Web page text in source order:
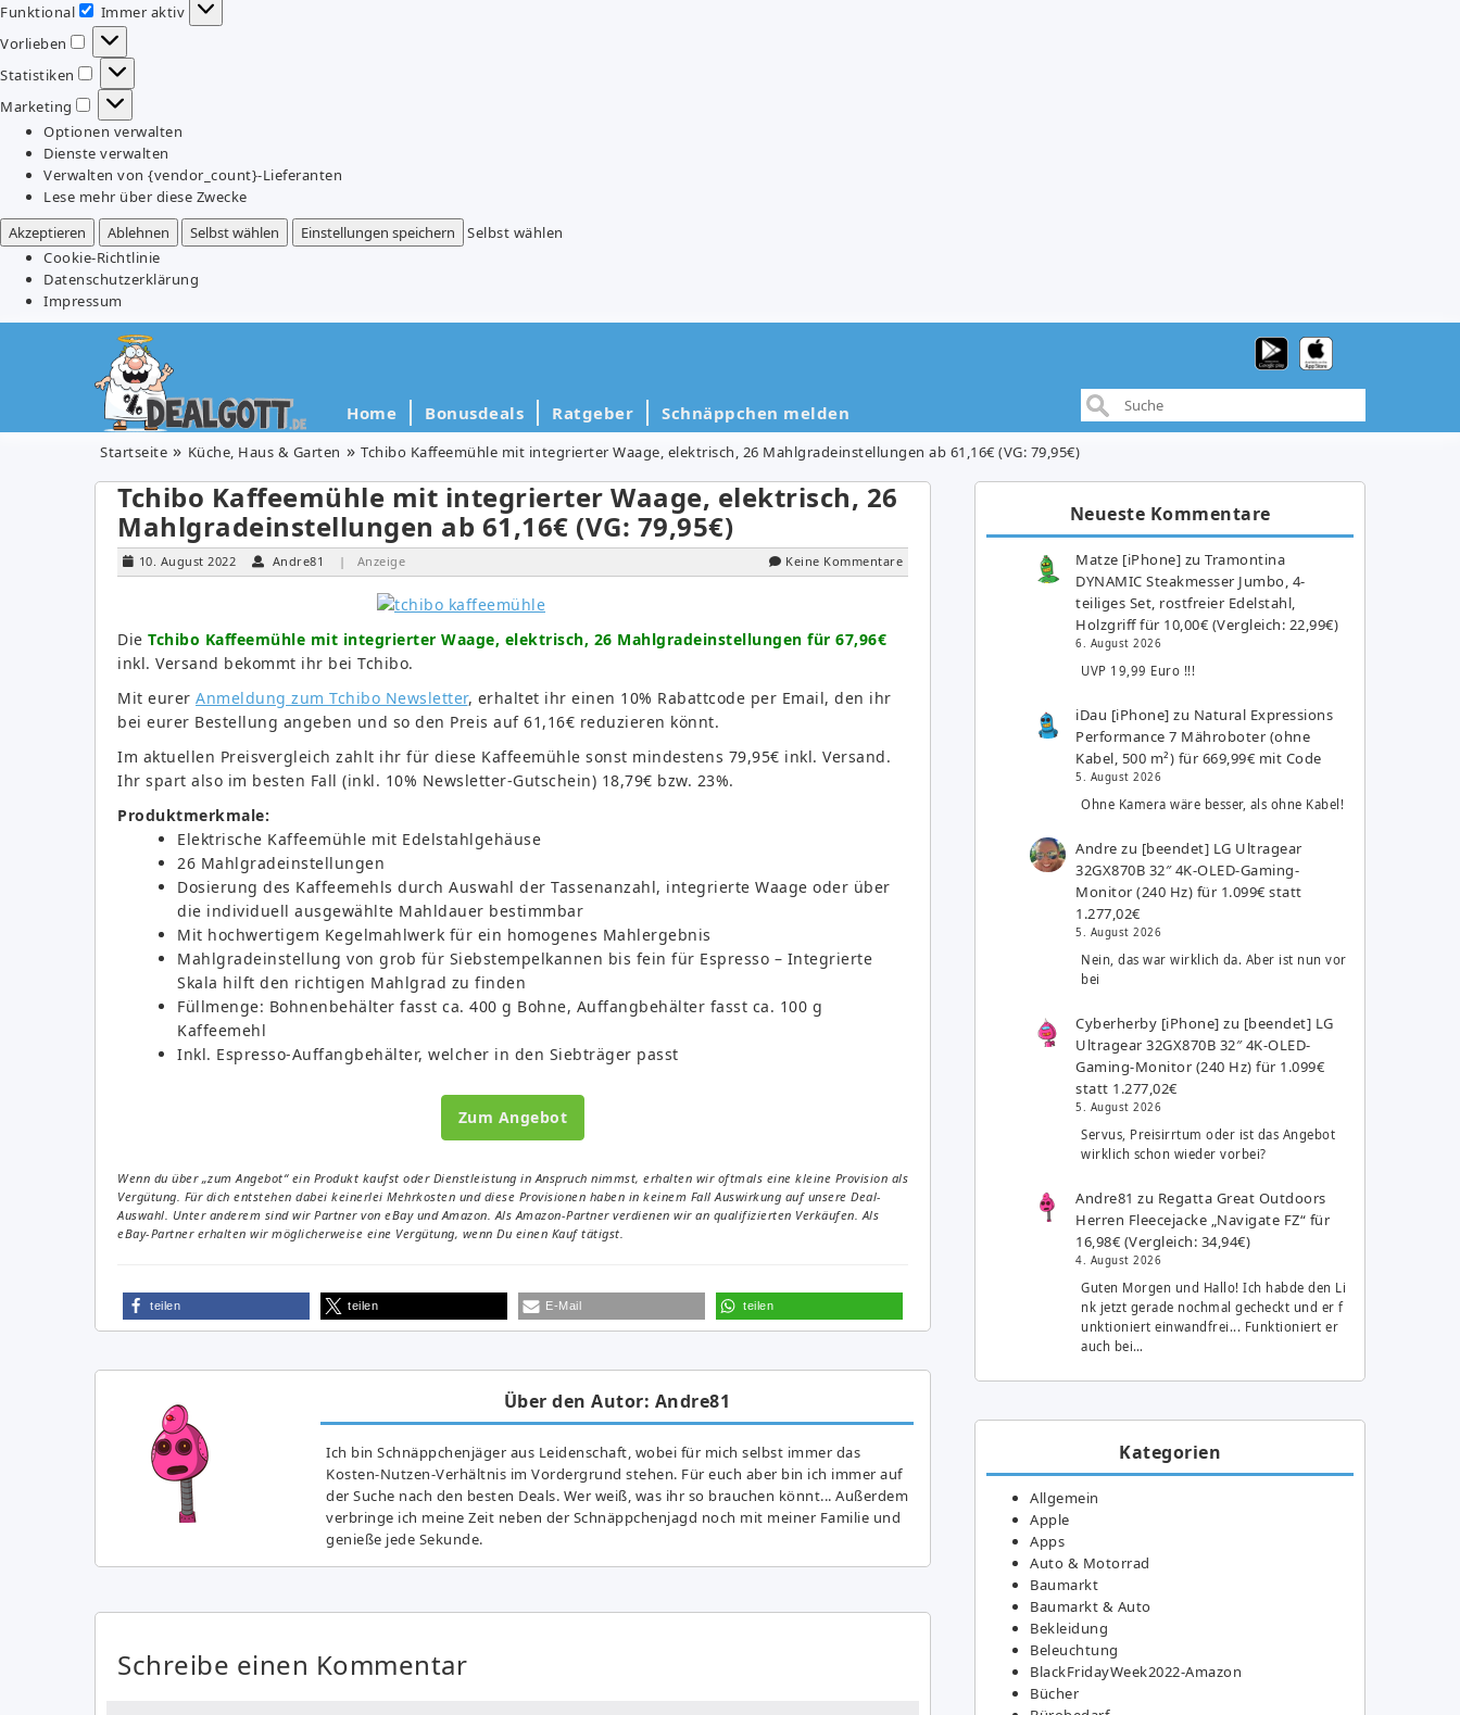
Funktional
Funktional
Immer aktiv
Vorlieben
Vorlieben
Statistiken
Statistiken
Marketing
Marketing
Optionen verwalten
Dienste verwalten
Verwalten von {vendor_count}-Lieferanten
Lese mehr über diese Zwecke
Akzeptieren
Ablehnen Selbst wählen Einstellungen speichern
Selbst wählen
Cookie-Richtlinie
Datenschutzerklärung
Impressum
Home Bonusdeals Ratgeber Schnäppchen melden
Startseite Küche, Haus & Garten Tchibo Kaffeemühle mit integrierter Waage, elektrisch, 26 Mahlgradeinstellungen ab 61,16€ (VG: 79,95€)
Tchibo Kaffeemühle mit integrierter Waage, elektrisch, 26
Mahlgradeinstellungen ab 61,16€ (VG: 79,95€)
10. August 2022 Andre81 | Anzeige Keine Kommentare
Die Tchibo Kaffeemühle mit integrierter Waage, elektrisch, 26 Mahlgradeinstellungen für 67,96€
inkl. Versand bekommt ihr bei Tchibo.
Mit eurer Anmeldung zum Tchibo Newsletter, erhaltet ihr einen 10% Rabattcode per Email, den ihr
bei eurer Bestellung angeben und so den Preis auf 61,16€ reduzieren könnt.
Im aktuellen Preisvergleich zahlt ihr für diese Kaffeemühle sonst mindestens 79,95€ inkl. Versand.
Ihr spart also im besten Fall (inkl. 10% Newsletter-Gutschein) 18,79€ bzw. 23%.
Produktmerkmale:
Elektrische Kaffeemühle mit Edelstahlgehäuse
26 Mahlgradeinstellungen
Dosierung des Kaffeemehls durch Auswahl der Tassenanzahl, integrierte Waage oder über
die individuell ausgewählte Mahldauer bestimmbar
Mit hochwertigem Kegelmahlwerk für ein homogenes Mahlergebnis
Mahlgradeinstellung von grob für Siebstempelkannen bis fein für Espresso – Integrierte
Skala hilft den richtigen Mahlgrad zu finden
Füllmenge: Bohnenbehälter fasst ca. 400 g Bohne, Auffangbehälter fasst ca. 100 g
Kaffeemehl
Inkl. Espresso-Auffangbehälter, welcher in den Siebträger passt
Zum Angebot
Wenn du über „zum Angebot“ ein Produkt kaufst oder Dienstleistung in Anspruch nimmst, erhalten wir oftmals eine kleine Provision als
Vergütung. Für dich entstehen dabei keinerlei Mehrkosten und diese Provisionen haben in keinem Fall Auswirkung auf unsere Deal-
Auswahl. Unter anderem sind wir Partner von eBay und Amazon. Als Amazon-Partner verdienen wir an qualifizierten Verkäufen. Als
eBay-Partner erhalten wir möglicherweise eine Vergütung, wenn Du einen Kauf tätigst.
teilen teilen E-Mail teilen
Über den Autor: Andre81
Ich bin Schnäppchenjäger aus Leidenschaft, wobei für mich selbst immer das
Kosten-Nutzen-Verhältnis im Vordergrund stehen. Für euch aber bin ich immer auf
der Suche nach den besten Deals. Wer weiß, was ihr so brauchen könnt... Außerdem
verbringe ich meine Zeit neben der Schnäppchenjagd noch mit meiner Familie und
genieße jede Sekunde.
Schreibe einen Kommentar
Neueste Kommentare
Matze [iPhone] zuTramontina
DYNAMIC Steakmesser Jumbo, 4-
teiliges Set, rostfreier Edelstahl,
Holzgriff für 10,00€ (Vergleich: 22,99€)
6. August 2026
UVP 19,99 Euro !!!
iDau [iPhone] zu Natural Expressions
Performance 7 Mähroboter (ohne
Kabel, 500 m²) für 669,99€ mit Code
5. August 2026
Ohne Kamera wäre besser, als ohne Kabel!
Andre zu [beendet] LG Ultragear
32GX870B 32″ 4K-OLED-Gaming-
Monitor (240 Hz) für 1.099€ statt
1.277,02€
5. August 2026
Nein, das war wirklich da. Aber ist nun vor
bei
Cyberherby [iPhone] zu [beendet] LG
Ultragear 32GX870B 32″ 4K-OLED-
Gaming-Monitor (240 Hz) für 1.099€
statt 1.277,02€
5. August 2026
Servus, Preisirrtum oder ist das Angebot
wirklich schon wieder vorbei?
Andre81 zu Regatta Great Outdoors
Herren Fleecejacke „Navigate FZ“ für
16,98€ (Vergleich: 34,94€)
4. August 2026
Guten Morgen und Hallo! Ich habde den Li
nk jetzt gerade nochmal gecheckt und er f
unktioniert einwandfrei... Funktioniert er
auch bei…
Kategorien
Allgemein
Apple
Apps
Auto & Motorrad
Baumarkt
Baumarkt & Auto
Bekleidung
Beleuchtung
BlackFridayWeek2022-Amazon
Bücher